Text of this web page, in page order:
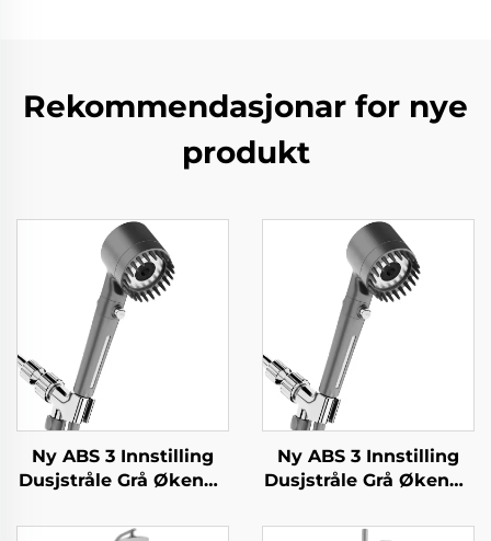
Rekommendasjonar for nye
produkt
Ny ABS 3 Innstilling
Dusjstråle Grå Økende
med Stoppknapp,
Ny ABS 3 Innstilling
Dusjstråle Grå Økende
med Stoppknapp,